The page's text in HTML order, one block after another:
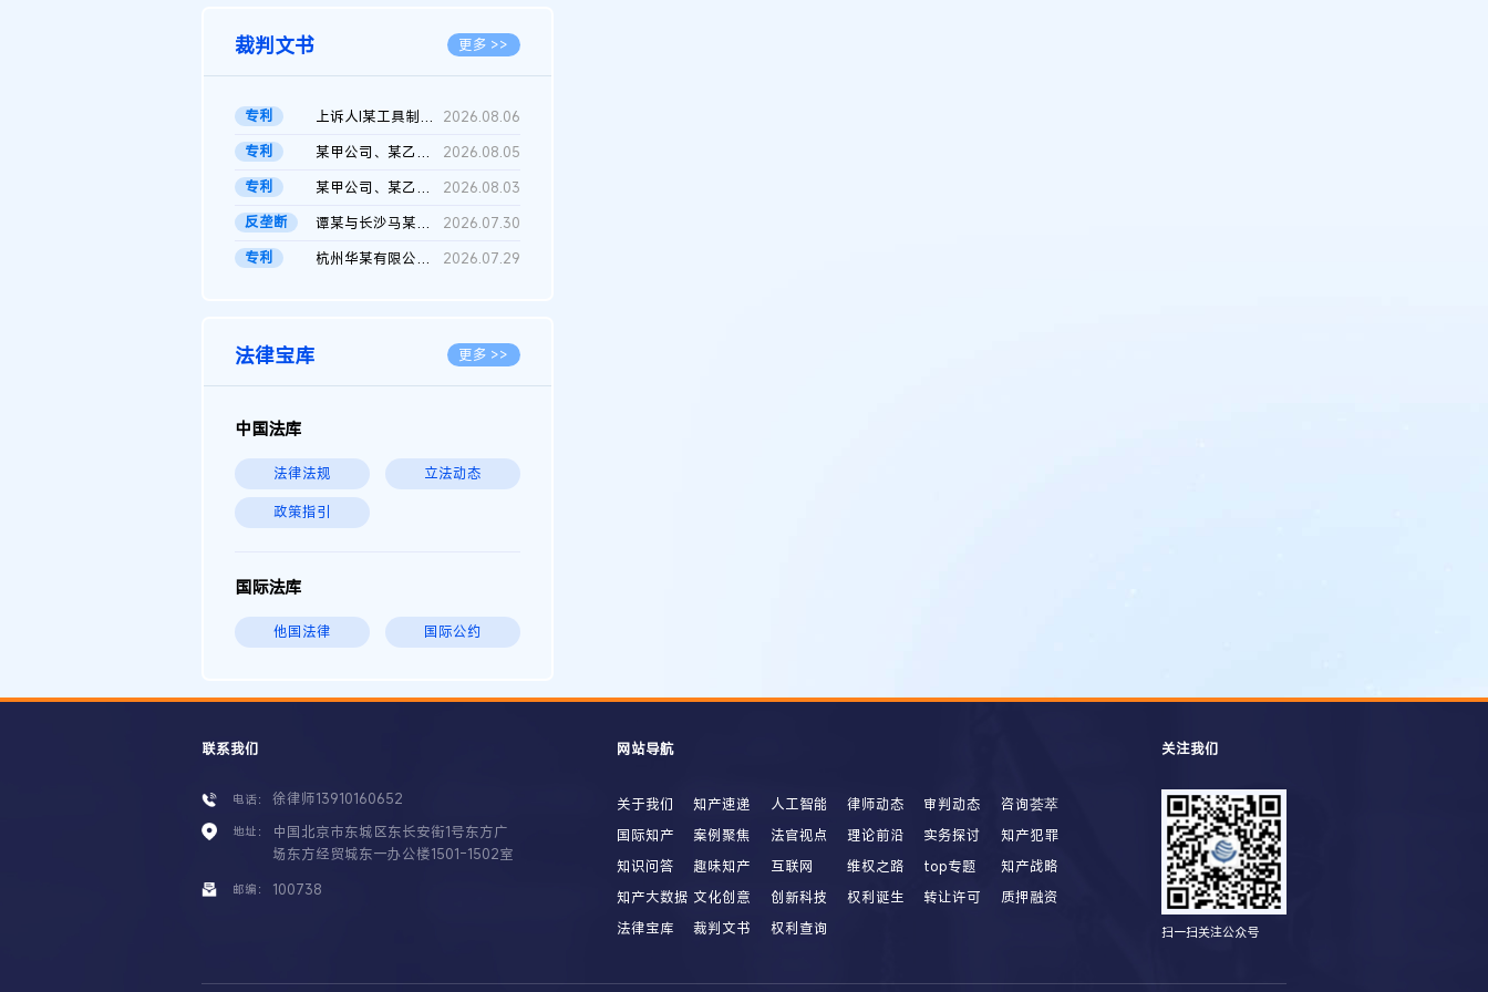
裁判文书 更多 >>
专利 上诉人I某工具制品有限公司与被上诉人程某及一审被告中华人民共和...
2026.08.06
专利
某甲公司、某乙公司、某丙公司申请诉前行为保全复议裁定书
2026.08.05
专利
某甲公司、某乙公司、官某与某丙公司专利申请权权属纠纷 二审判决...
2026.08.03
反垄断
谭某与长沙马某堆农产品股份有限公司滥用市场支配地位纠纷二审裁...
2026.07.30
专利
杭州华某有限公司与菲某有限公司侵害发明专利权纠纷 2026.07.29
法律宝库 更多 >>
中国法库
法律法规 立法动态
政策指引
国际法库
他国法律 国际公约
联系我们
电话： 徐律师13910160652
地址：
中国北京市东城区东长安街1号东方广
场东方经贸城东一办公楼1501-1502室
邮编： 100738
网站导航
关于我们 知产速递 人工智能 律师动态 审判动态
咨询荟萃
国际知产
案例聚焦 法官视点 理论前沿 实务探讨
知产犯罪
知识问答
趣味知产 互联网 维权之路 top专题
知产战略
知产大数据 文化创意 创新科技 权利诞生 转让许可
质押融资
法律宝库
裁判文书 权利查询
关注我们
扫一扫关注公众号